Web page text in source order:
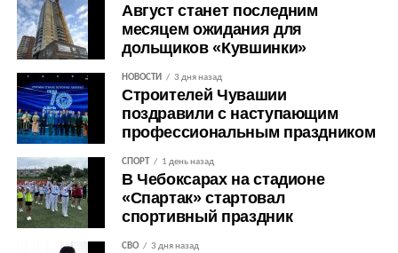
Август станет последним
месяцем ожидания для
дольщиков «Кувшинки»
НОВОСТИ 3 дня назад
Строителей Чувашии
поздравили с наступающим
профессиональным праздником
СПОРТ 1 день назад
В Чебоксарах на стадионе
«Спартак» стартовал
спортивный праздник
СВО 3 дня назад